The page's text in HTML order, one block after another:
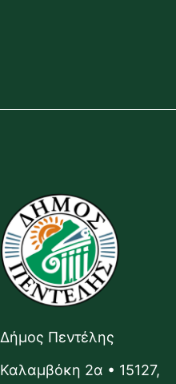
Δήμος Πεντέλης
Καλαμβόκη 2α • 15127,